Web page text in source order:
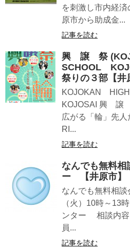
を刺激し市内経
原市から助成金...
記事を読む
興 譲 祭
SCHOOL
祭りの３部【井
KOJOKAN
KOJOSAI 興 譲
広がる「輪」先
RI...
記事を読む
なんでも無料
ー 【井原市】
なんでも無料
（火）10時～
ンター 相談内容
員...
記事を読む